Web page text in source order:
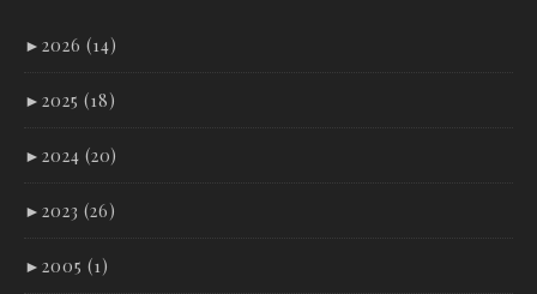
► 2026 (14)
► 2025 (18)
► 2024 (20)
► 2023 (26)
► 2005 (1)